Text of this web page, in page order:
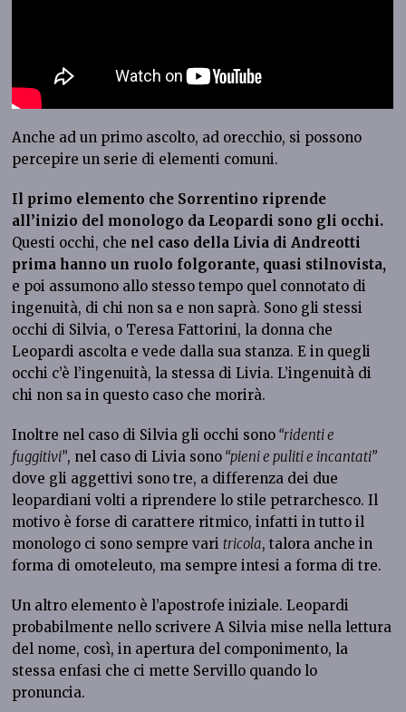
Anche ad un primo ascolto, ad orecchio, si possono
percepire un serie di elementi comuni.
Il primo elemento che Sorrentino riprende
all’inizio del monologo da Leopardi sono gli occhi.
Questi occhi, che nel caso della Livia di Andreotti
prima hanno un ruolo folgorante, quasi stilnovista,
e poi assumono allo stesso tempo quel connotato di
ingenuità, di chi non sa e non saprà. Sono gli stessi
occhi di Silvia, o Teresa Fattorini, la donna che
Leopardi ascolta e vede dalla sua stanza. E in quegli
occhi c’è l’ingenuità, la stessa di Livia. L’ingenuità di
chi non sa in questo caso che morirà.
Inoltre nel caso di Silvia gli occhi sono “ridenti e
fuggitivi”, nel caso di Livia sono “pieni e puliti e incantati”
dove gli aggettivi sono tre, a differenza dei due
leopardiani volti a riprendere lo stile petrarchesco. Il
motivo è forse di carattere ritmico, infatti in tutto il
monologo ci sono sempre vari tricola, talora anche in
forma di omoteleuto, ma sempre intesi a forma di tre.
Un altro elemento è l’apostrofe iniziale. Leopardi
probabilmente nello scrivere A Silvia mise nella lettura
del nome, così, in apertura del componimento, la
stessa enfasi che ci mette Servillo quando lo
pronuncia.